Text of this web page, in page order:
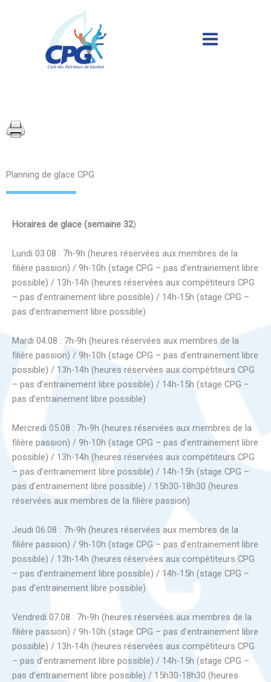
Main
Planning de glace CPG
Horaires de glace (semaine 32)
Lundi 03.08 : 7h-9h (heures réservées aux membres de la
filière passion) / 9h-10h (stage CPG – pas d’entrainement libre
possible) / 13h-14h (heures réservées aux compétiteurs CPG
– pas d’entrainement libre possible) / 14h-15h (stage CPG –
pas d’entrainement libre possible)
Mardi 04.08 : 7h-9h (heures réservées aux membres de la
filière passion) / 9h-10h (stage CPG – pas d’entrainement libre
possible) / 13h-14h (heures réservées aux compétiteurs CPG
– pas d’entrainement libre possible) / 14h-15h (stage CPG –
pas d’entrainement libre possible)
Mercredi 05.08 : 7h-9h (heures réservées aux membres de la
filière passion) / 9h-10h (stage CPG – pas d’entrainement libre
possible) / 13h-14h (heures réservées aux compétiteurs CPG
– pas d’entrainement libre possible) / 14h-15h (stage CPG –
pas d’entrainement libre possible) / 15h30-18h30 (heures
réservées aux membres de la filière passion)
Jeudi 06.08 : 7h-9h (heures réservées aux membres de la
filière passion) / 9h-10h (stage CPG – pas d’entrainement libre
possible) / 13h-14h (heures réservées aux compétiteurs CPG
– pas d’entrainement libre possible) / 14h-15h (stage CPG –
pas d’entrainement libre possible)
Vendredi 07.08 : 7h-9h (heures réservées aux membres de la
filière passion) / 9h-10h (stage CPG – pas d’entrainement libre
possible) / 13h-14h (heures réservées aux compétiteurs CPG
– pas d’entrainement libre possible) / 14h-15h (stage CPG –
pas d’entrainement libre possible) / 15h30-18h30 (heures